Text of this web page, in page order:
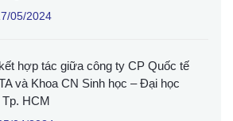
05/2024
hợp tác giữa công ty CP Quốc tế
và Khoa CN Sinh học – Đại học
HCM